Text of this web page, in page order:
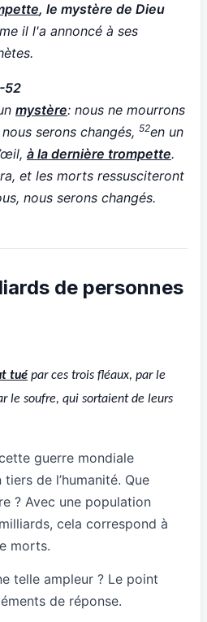
, le mystère de Dieu
il l'a annoncé à ses
52
mystère: nous ne mourrons
serons changés, 52en un
à la dernière trompette.
et les morts ressusciteront
nous serons changés.
de personnes
tué par ces trois fléaux, par le
le soufre, qui sortaient de leurs
guerre mondiale
de l’humanité. Que
? Avec une population
cela correspond à
morts.
telle ampleur ? Le point
de réponse.